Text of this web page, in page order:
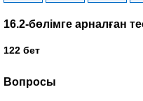
16.2-бөлімге арналған
122 бет
Вопросы